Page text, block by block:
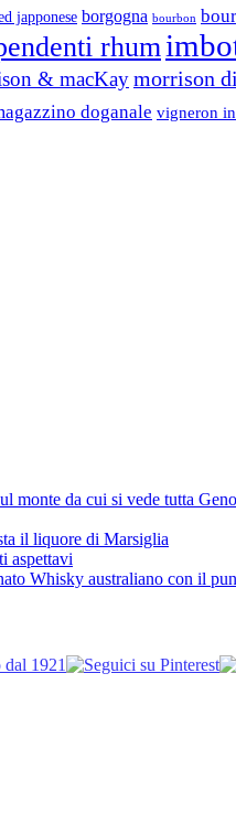
japponese borgogna bourbon
rhum
& macKaymorrison
doganale vigneron
monte da cui si vede tutta
il liquore di Marsiglia
aspettavi
Whisky australiano con il